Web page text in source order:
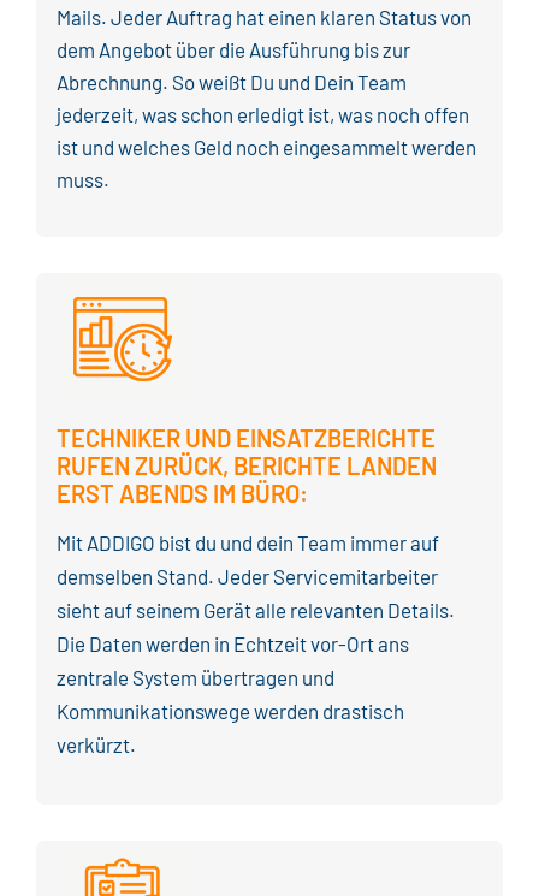
Mails. Jeder Auftrag hat einen klaren Status von
dem Angebot über die Ausführung bis zur
Abrechnung. So weißt Du und Dein Team
jederzeit, was schon erledigt ist, was noch offen
ist und welches Geld noch eingesammelt werden
muss.
TECHNIKERUND EINSATZBERICHTE
RUFEN ZURÜCK, BERICHTE LANDEN
ERST ABENDS IM BÜRO:
Mit ADDIGO bist du und dein Team immer auf
demselben Stand. Jeder Servicemitarbeiter
sieht auf seinem Gerät alle relevanten Details.
Die Daten werden in Echtzeit vor-Ort ans
zentrale System übertragen und
Kommunikationswege werden drastisch
verkürzt.